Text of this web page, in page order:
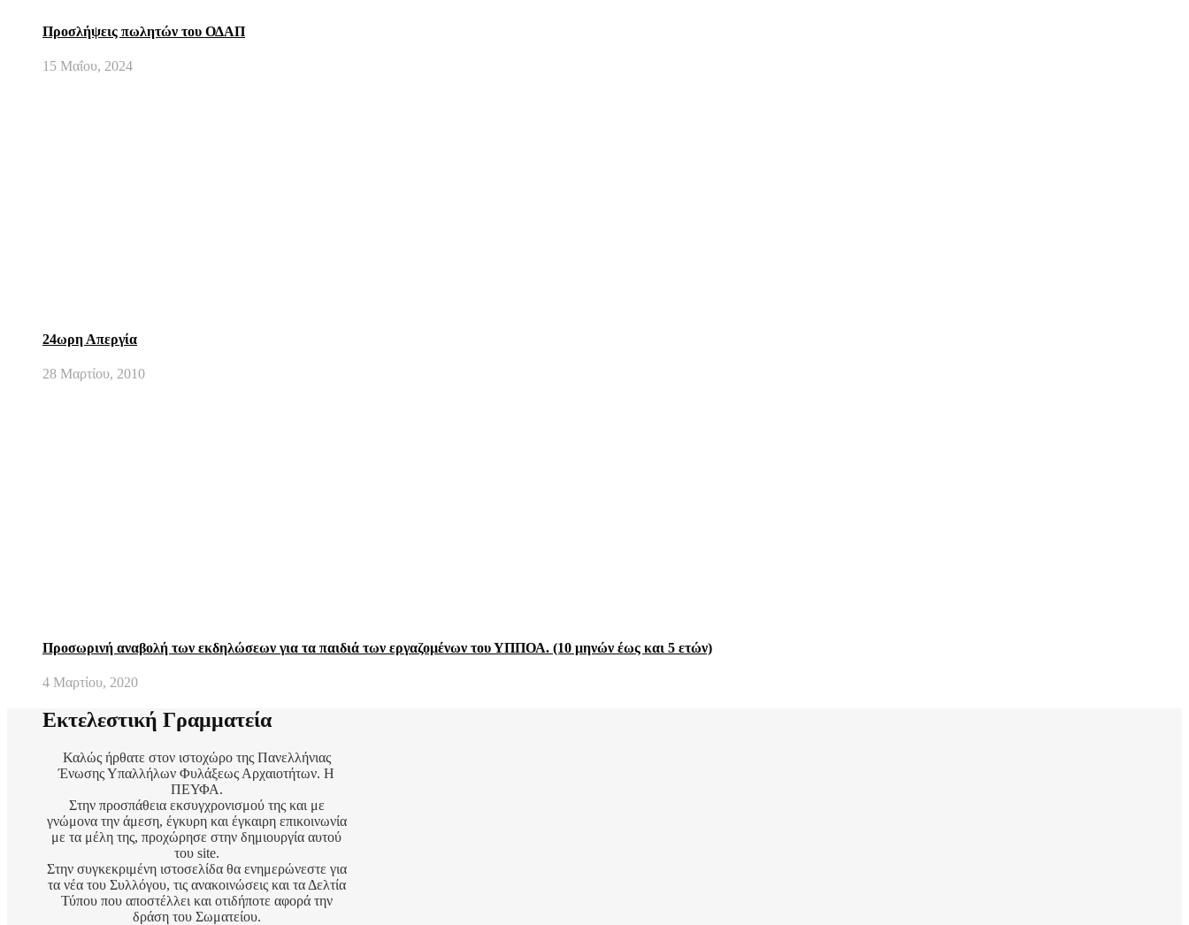
Προσλήψεις πωλητών του ΟΔΑΠ
15 Μαΐου, 2024
24ωρη Απεργία
28 Μαρτίου, 2010
Προσωρινή αναβολή των εκδηλώσεων για τα παιδιά των εργαζομένων του ΥΠΠΟΑ. (10 μηνών έως και 5 ετών)
4 Μαρτίου, 2020
Εκτελεστική Γραμματεία
Καλώς ήρθατε στον ιστοχώρο της Πανελλήνιας
Ένωσης Υπαλλήλων Φυλάξεως Αρχαιοτήτων. Η
ΠΕΥΦΑ.
Στην προσπάθεια εκσυγχρονισμού της και με
γνώμονα την άμεση, έγκυρη και έγκαιρη επικοινωνία
με τα μέλη της, προχώρησε στην δημιουργία αυτού
του site.
Στην συγκεκριμένη ιστοσελίδα θα ενημερώνεστε για
τα νέα του Συλλόγου, τις ανακοινώσεις και τα Δελτία
Τύπου που αποστέλλει και οτιδήποτε αφορά την
δράση του Σωματείου.